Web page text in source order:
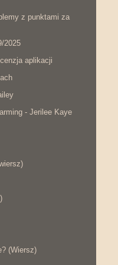
z punktami za
2025
aplikacji
- Jerilee Kaye
(Wiersz)